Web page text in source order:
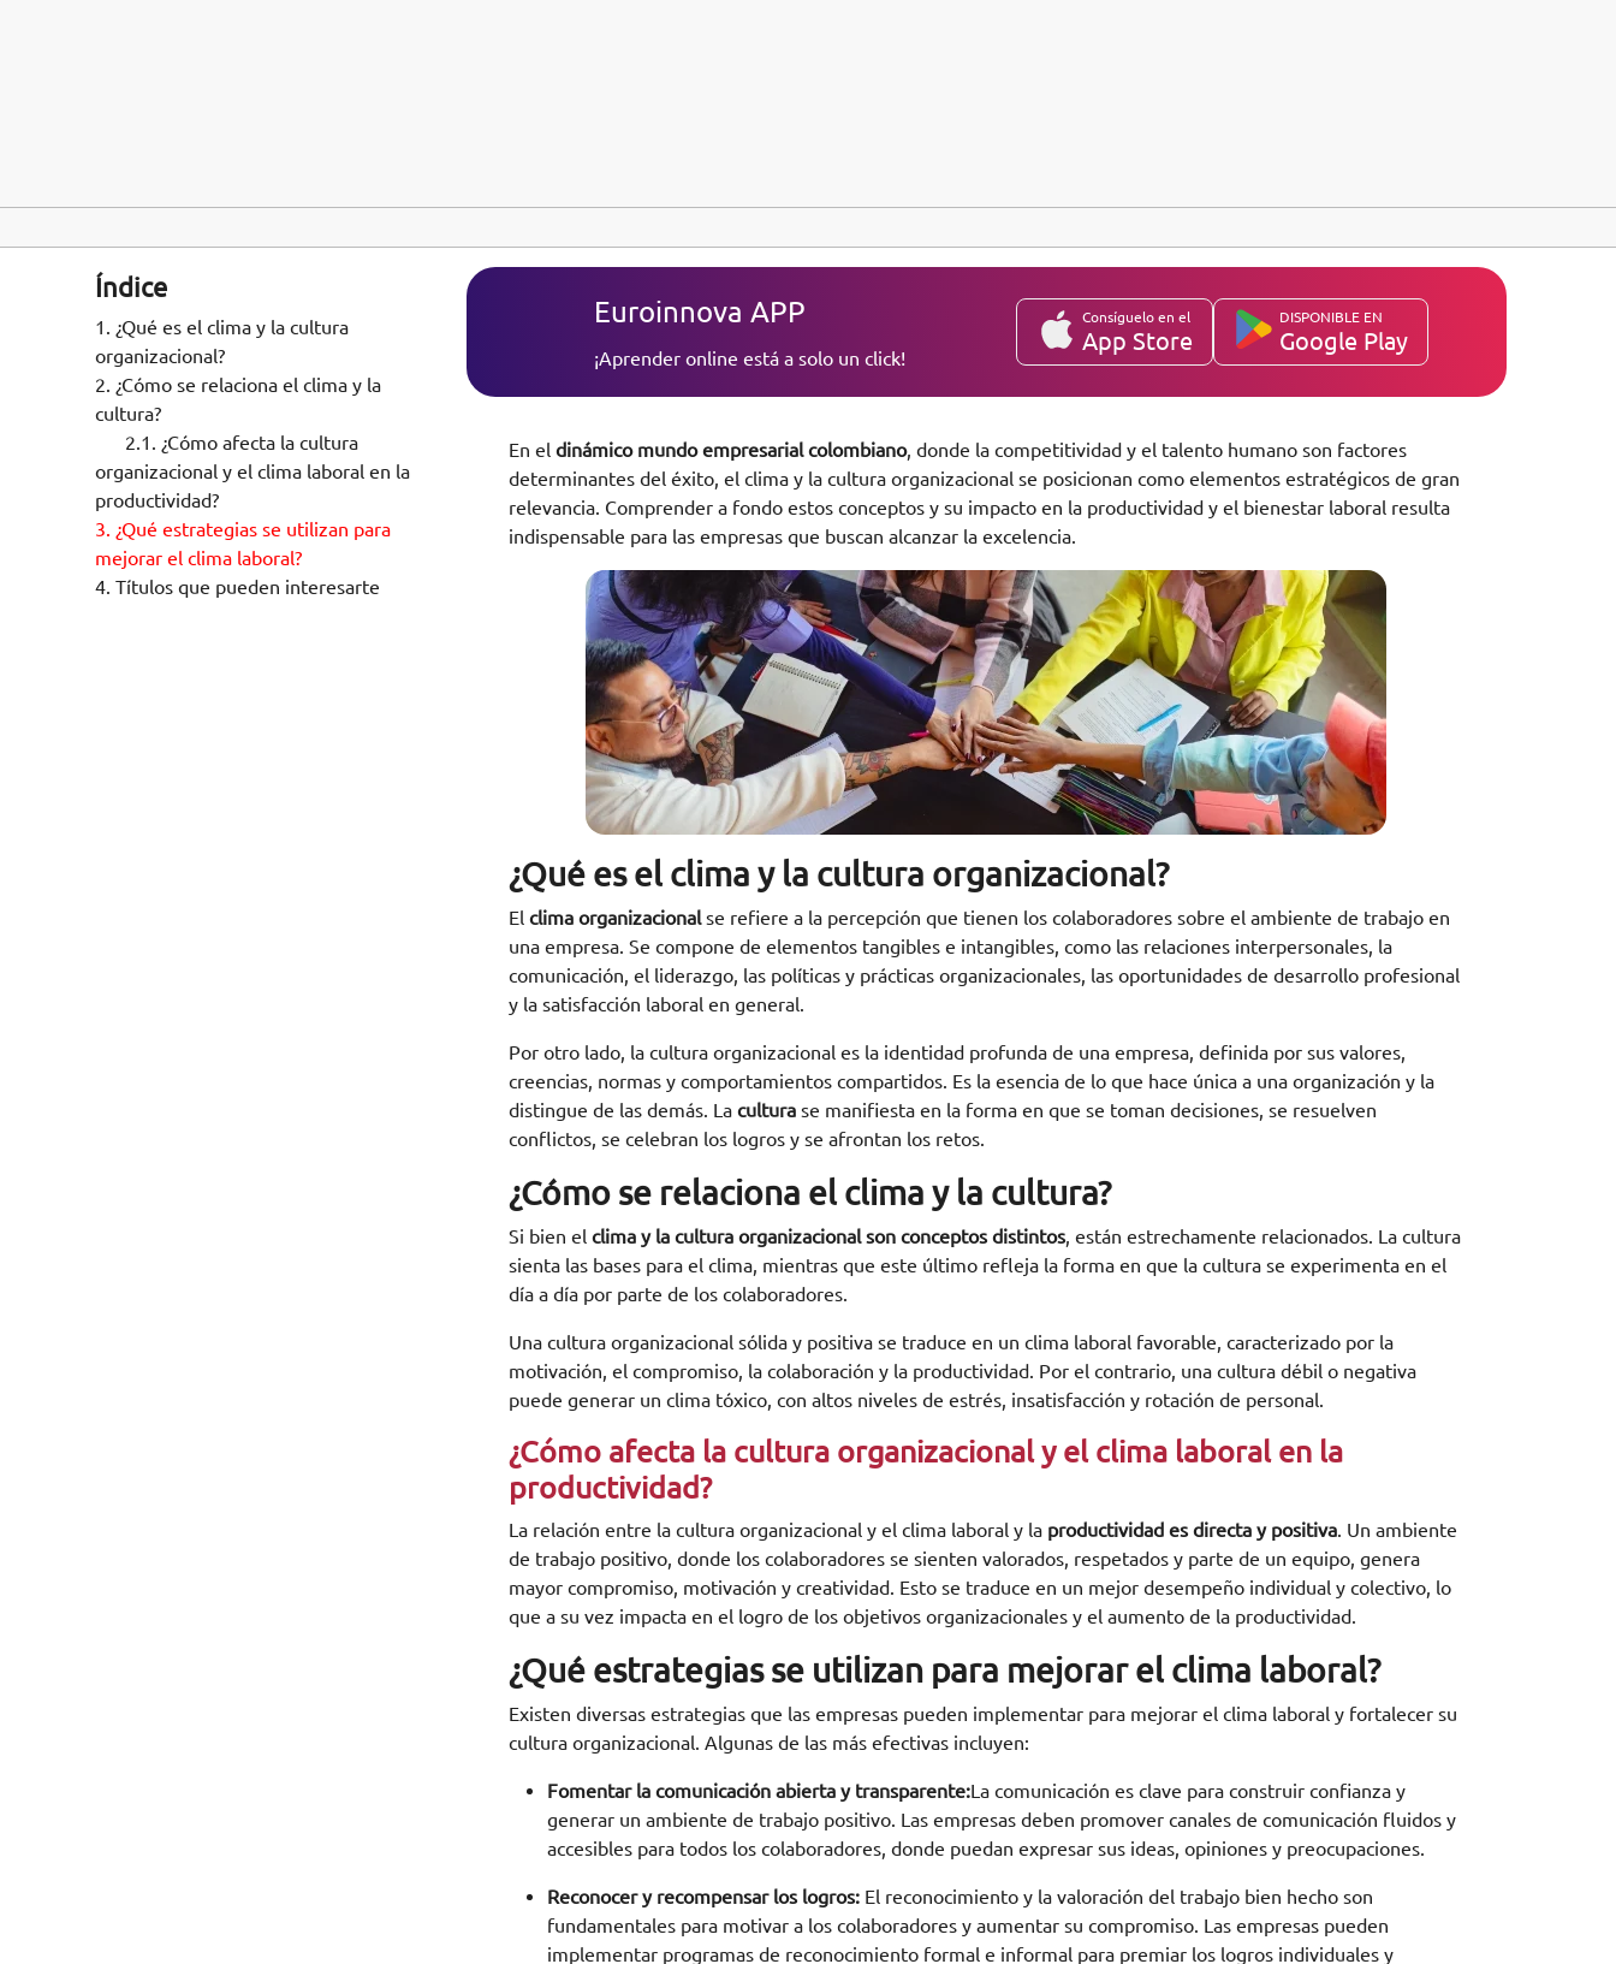
Índice
1.
¿Qué es el clima y la cultura
organizacional?
2.
¿Cómo se relaciona el clima y la
cultura?
2.1.
¿Cómo afecta la cultura
organizacional y el clima laboral en la
productividad?
3.
¿Qué estrategias se utilizan para
mejorar el clima laboral?
4. Títulos que pueden interesarte
Euroinnova APP
¡Aprender online está a solo un click!
Consíguelo en el
App Store
DISPONIBLE EN
Google Play
En el dinámico mundo empresarial colombiano, donde la competitividad y el talento humano son factores
determinantes del éxito, el clima y la cultura organizacional se posicionan como elementos estratégicos de gran
relevancia. Comprender a fondo estos conceptos y su impacto en la productividad y el bienestar laboral resulta
indispensable para las empresas que buscan alcanzar la excelencia.
¿Qué es el clima y la cultura organizacional?
El clima organizacionalse refiere a la percepción que tienen los colaboradores sobre el ambiente de trabajo en
una empresa. Se compone de elementos tangibles e intangibles, como las relaciones interpersonales, la
comunicación, el liderazgo, las políticas y prácticas organizacionales, las oportunidades de desarrollo profesional
y la satisfacción laboral en general.
Por otro lado, la cultura organizacional es la identidad profunda de una empresa, definida por sus valores,
creencias, normas y comportamientos compartidos. Es la esencia de lo que hace única a una organización y la
distingue de las demás. La culturase manifiesta en la forma en que se toman decisiones, se resuelven
conflictos, se celebran los logros y se afrontan los retos.
¿Cómo se relaciona el clima y la cultura?
Si bien el clima y la cultura organizacionalson conceptos distintos, están estrechamente relacionados. La cultura
sienta las bases para el clima, mientras que este último refleja la forma en que la cultura se experimenta en el
día a día por parte de los colaboradores.
Una cultura organizacional sólida y positiva se traduce en un clima laboral favorable, caracterizado por la
motivación, el compromiso, la colaboración y la productividad. Por el contrario, una cultura débil o negativa
puede generar un clima tóxico, con altos niveles de estrés, insatisfacción y rotación de personal.
¿Cómo afecta la cultura organizacional y el clima laboral en la
productividad?
La relación entre la cultura organizacional y el clima laboral y laproductividad es directa y positiva. Un ambiente
de trabajo positivo, donde los colaboradores se sienten valorados, respetados y parte de un equipo, genera
mayor compromiso, motivación y creatividad. Esto se traduce en un mejor desempeño individual y colectivo, lo
que a su vez impacta en el logro de los objetivos organizacionales y el aumento de la productividad.
¿Qué estrategias se utilizan para mejorar el clima laboral?
Existen diversas estrategias que las empresas pueden implementar para mejorar el clima laboral y fortalecer su
cultura organizacional. Algunas de las más efectivas incluyen:
Fomentar la comunicación abierta y transparente:La comunicación es clave para construir confianza y
generar un ambiente de trabajo positivo. Las empresas deben promover canales de comunicación fluidos y
accesibles para todos los colaboradores, donde puedan expresar sus ideas, opiniones y preocupaciones.
Reconocer y recompensar los logros:El reconocimiento y la valoración del trabajo bien hecho son
fundamentales para motivar a los colaboradores y aumentar su compromiso. Las empresas pueden
implementar programas de reconocimiento formal e informal para premiar los logros individuales y